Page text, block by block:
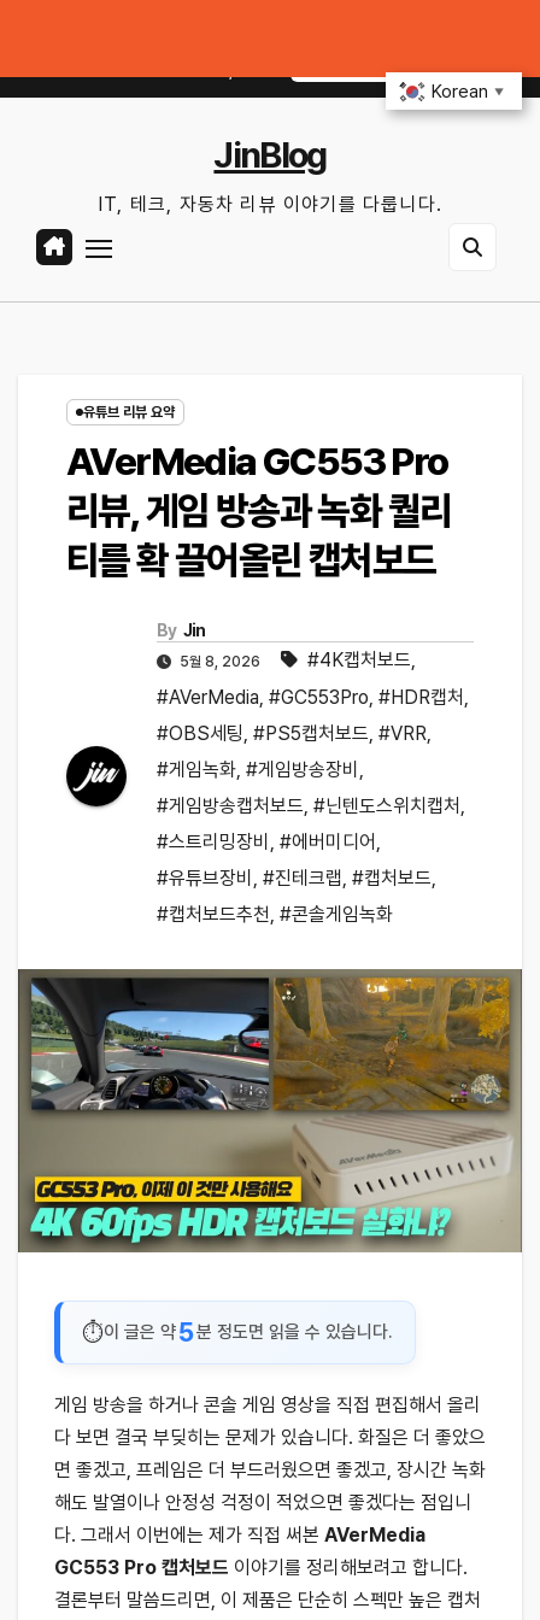
5:48:50 AM
JinBlog
IT, 테크, 자동차 리뷰 이야기를 다룹니다.
유튜브 리뷰 요약
AVerMedia GC553 Pro
리뷰, 게임 방송과 녹화 퀄리
티를 확 끌어올린 캡처보드
By Jin
5월 8, 2026 #4K캡처보드,
#AVerMedia, #GC553Pro, #HDR캡처 ,
#OBS세팅, #PS5캡처보드, #VRR,
#게임녹화, #게임방송장비 ,
#게임방송캡처보드, #닌텐도스위치캡처 ,
#스트리밍장비 , #에버미디어 ,
#유튜브장비 , #진테크랩, #캡처보드,
#캡처보드추천, #콘솔게임녹화
이 글은 약5분 정도면 읽을 수 있습니다.
게임 방송을 하거나 콘솔 게임 영상을 직접 편집해서 올리
다 보면 결국 부딪히는 문제가 있습니다. 화질은 더 좋았으
면 좋겠고, 프레임은 더 부드러웠으면 좋겠고, 장시간 녹화
해도 발열이나 안정성 걱정이 적었으면 좋겠다는 점입니
다. 그래서 이번에는 제가 직접 써본 AVerMedia
GC553 Pro 캡처보드 이야기를 정리해보려고 합니다.
결론부터 말씀드리면, 이 제품은 단순히 스펙만 높은 캡처
Korean ▼